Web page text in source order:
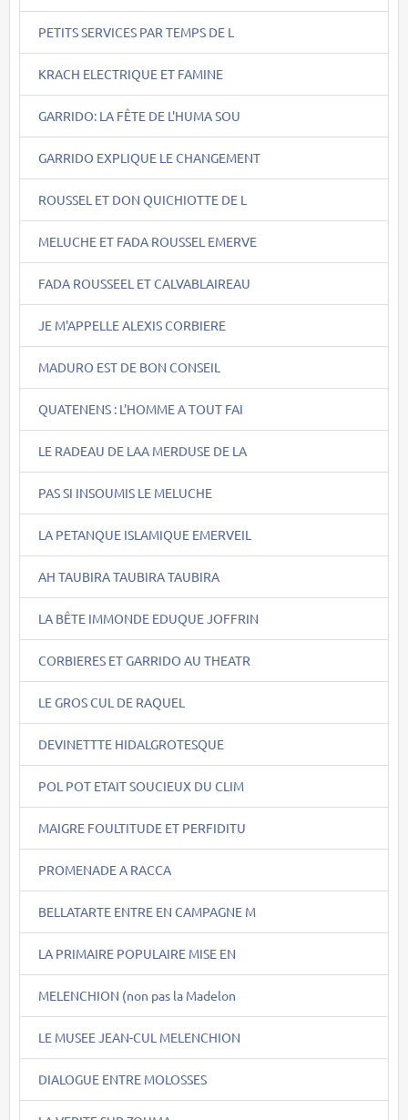
PETITS SERVICES PAR TEMPS DE L
KRACH ELECTRIQUE ET FAMINE
GARRIDO: LA FÊTE DE L'HUMA SOU
GARRIDO EXPLIQUE LE CHANGEMENT
ROUSSEL ET DON QUICHIOTTE DE L
MELUCHE ET FADA ROUSSEL EMERVE
FADA ROUSSEEL ET CALVABLAIREAU
JE M'APPELLE ALEXIS CORBIERE
MADURO EST DE BON CONSEIL
QUATENENS : L'HOMME A TOUT FAI
LE RADEAU DE LAA MERDUSE DE LA
PAS SI INSOUMIS LE MELUCHE
LA PETANQUE ISLAMIQUE EMERVEIL
AH TAUBIRA TAUBIRA TAUBIRA
LA BÊTE IMMONDE EDUQUE JOFFRIN
CORBIERES ET GARRIDO AU THEATR
LE GROS CUL DE RAQUEL
DEVINETTTE HIDALGROTESQUE
POL POT ETAIT SOUCIEUX DU CLIM
MAIGRE FOULTITUDE ET PERFIDITU
PROMENADE A RACCA
BELLATARTE ENTRE EN CAMPAGNE M
LA PRIMAIRE POPULAIRE MISE EN
MELENCHION (non pas la Madelon
LE MUSEE JEAN-CUL MELENCHION
DIALOGUE ENTRE MOLOSSES